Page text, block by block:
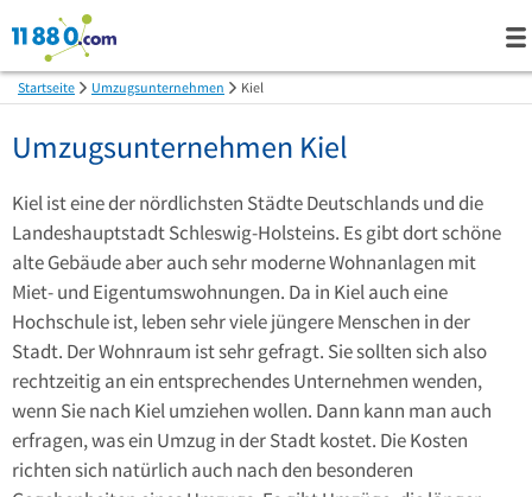
Startseite Umzugsunternehmen Kiel
Umzugsunternehmen Kiel
Kiel ist eine der nördlichsten Städte Deutschlands und die
Landeshauptstadt Schleswig-Holsteins. Es gibt dort schöne
alte Gebäude aber auch sehr moderne Wohnanlagen mit
Miet- und Eigentumswohnungen. Da in Kiel auch eine
Hochschule ist, leben sehr viele jüngere Menschen in der
Stadt. Der Wohnraum ist sehr gefragt. Sie sollten sich also
rechtzeitig an ein entsprechendes Unternehmen wenden,
wenn Sie nach Kiel umziehen wollen. Dann kann man auch
erfragen, was ein Umzug in der Stadt kostet. Die Kosten
richten sich natürlich auch nach den besonderen